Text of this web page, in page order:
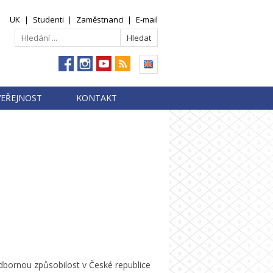
UK | Studenti | Zaměstnanci | E-mail
KONTAKT
způsobilost v České republice